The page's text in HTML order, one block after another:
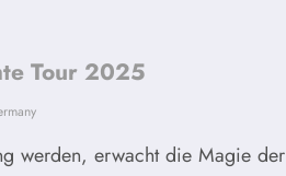
Tour 2025
werden, erwacht die Magie der